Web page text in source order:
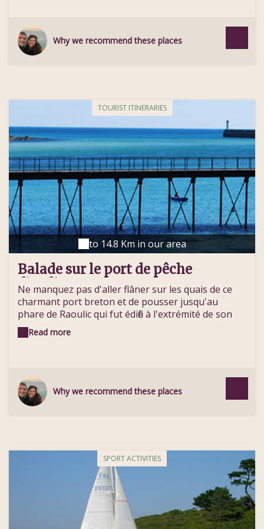
Why we recommend these places
TOURIST ITINERARIES
to 14.8 Km in our area
Balade sur le port de pêche
d’Audierne
Ne manquez pas d'aller flâner sur les quais de ce
charmant port breton et de pousser jusqu'au
phare de Raoulic qui fut édifié à l'extrémité de son
môle pour baliser l'entrée du chenal. Pour quelques
emplettes, faites un tour à la poissonnerie
proposant de délicieuses spécialités bretonnes.
Read more
Why we recommend these places
SPORT ACTIVITIES